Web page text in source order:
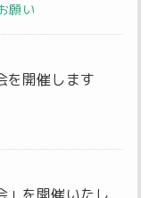
願い
を開催します